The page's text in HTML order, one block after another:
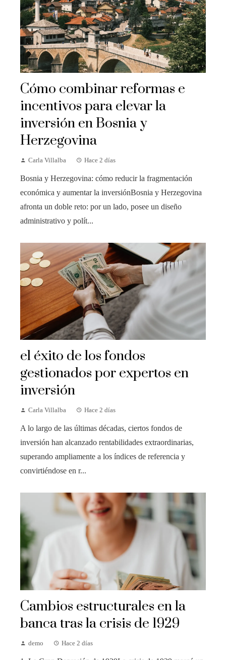
Cómo combinar reformas e
incentivos para elevar la
inversión en Bosnia y
Herzegovina
Carla Villalba Hace 2 días
Bosnia y Herzegovina: cómo reducir la fragmentación
económica y aumentar la inversiónBosnia y Herzegovina
afronta un doble reto: por un lado, posee un diseño
administrativo y polít...
el éxito de los fondos
gestionados por expertos en
inversión
Carla Villalba Hace 2 días
A lo largo de las últimas décadas, ciertos fondos de
inversión han alcanzado rentabilidades extraordinarias,
superando ampliamente a los índices de referencia y
convirtiéndose en r...
Cambios estructurales en la
banca tras la crisis de 1929
demo Hace 2 días